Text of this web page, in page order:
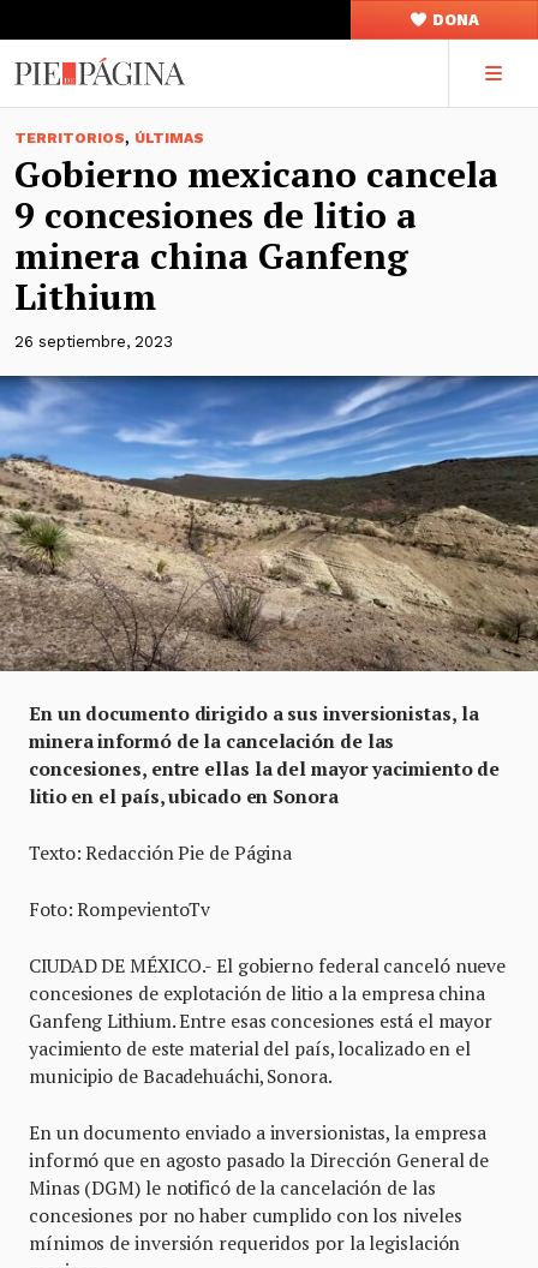
DONA
TERRITORIOS, ÚLTIMAS
Gobierno mexicano cancela
9 concesiones de litio a
minera china Ganfeng
Lithium
26 septiembre, 2023
En un documento dirigido a sus inversionistas, la
minera informó de la cancelación de las
concesiones, entre ellas la del mayor yacimiento de
litio en el país, ubicado en Sonora
Texto: Redacción Pie de Página
Foto: RompevientoTv
CIUDAD DE MÉXICO.- El gobierno federal canceló nueve
concesiones de explotación de litio a la empresa china
Ganfeng Lithium. Entre esas concesiones está el mayor
yacimiento de este material del país, localizado en el
municipio de Bacadehuáchi, Sonora.
En un documento enviado a inversionistas, la empresa
informó que en agosto pasado la Dirección General de
Minas (DGM) le notificó de la cancelación de las
concesiones por no haber cumplido con los niveles
mínimos de inversión requeridos por la legislación